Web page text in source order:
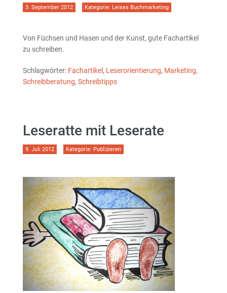
3. September 2012 Kategorie: Leises Buchmarketing
Von Füchsen und Hasen und der Kunst, gute Fachartikel
zu schreiben.
Schlagwörter: Fachartikel , Leserorientierung, Marketing,
Schreibberatung, Schreibtipps
Leseratte mit Leserate
9. Juli 2012 Kategorie: Publizieren